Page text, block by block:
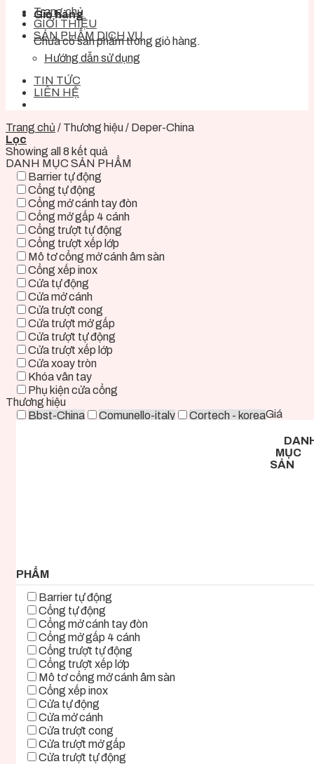
Giỏ hàng
Chưa có sản phẩm trong giỏ hàng.
Trang chủ
GIỚI THIỆU
SẢN PHẨM DỊCH VỤ
Hướng dẫn sử dụng
TIN TỨC
LIÊN HỆ
Trang chủ / Thương hiệu/ Deper-China
Lọc
Showing all 8 kết quả
DANH MỤC SẢN PHẨM
Barrier tự động
Cổng tự động
Cổng mở cánh tay đòn
Cổng mở gấp 4 cánh
Cổng trượt tự động
Cổng trượt xếp lớp
Mô tơ cổng mở cánh âm sàn
Cổng xếp inox
Cửa tự động
Cửa mở cánh
Cửa trượt cong
Cửa trượt mở gấp
Cửa trượt tự động
Cửa trượt xếp lớp
Cửa xoay tròn
Khóa vân tay
Phụ kiện cửa cổng
Thương hiệu
Bbst-China
Comunello-italy
Cortech - koreaGiá
MỤC
SẢN
PHẨM
Barrier tự động
Cổng tự động
Cổng mở cánh tay đòn
Cổng mở gấp 4 cánh
Cổng trượt tự động
Cổng trượt xếp lớp
Mô tơ cổng mở cánh âm sàn
Cổng xếp inox
Cửa tự động
Cửa mở cánh
Cửa trượt cong
Cửa trượt mở gấp
Cửa trượt tự động